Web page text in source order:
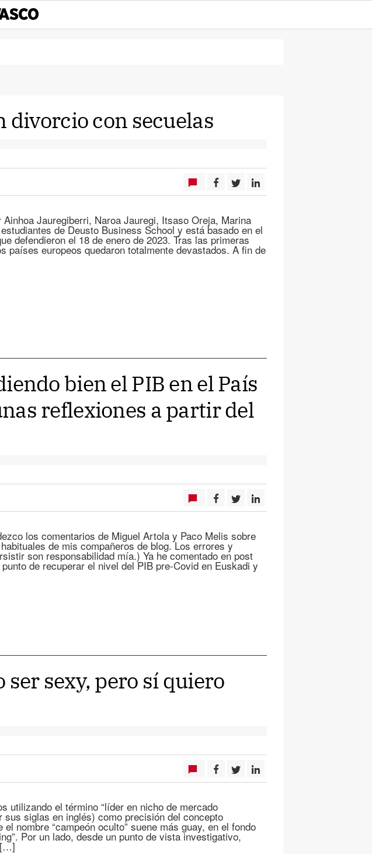
divorcio con secuelas
Jauregiberri, Naroa Jauregi, Itsaso Oreja, Marina
de Deusto Business School y está basado en el
defendieron el 18 de enero de 2023. Tras las primeras
países europeos quedaron totalmente devastados. A fin de
bien el PIB en el País
reflexiones a partir del
los comentarios de Miguel Artola y Paco Melis sobre
de mis compañeros de blog. Los errores y
son responsabilidad mía.) Ya he comentado en post
de recuperar el nivel del PIB pre-Covid en Euskadi y
ser sexy, pero sí quiero
utilizando el término “líder en nicho de mercado
sus siglas en inglés) como precisión del concepto
el nombre “campeón oculto” suene más guay, en el fondo
Por un lado, desde un punto de vista investigativo,
[…]